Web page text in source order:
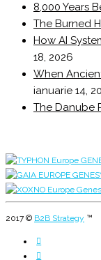
8,000 Years
The Burned
How AI
18, 2026
When
ianuarie 14,
The Danube
2017 © B2B Strategy ™